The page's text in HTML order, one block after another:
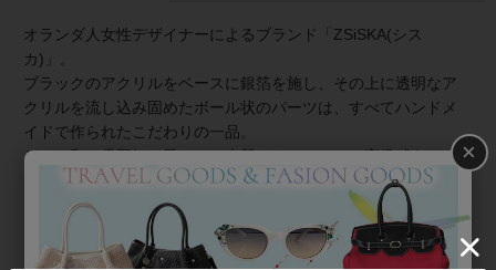
オランダ人女性デザイナーによるブランド「ZSiSKA(シス
カ)」。
ブラックのアクリルをベースに銀箔を施し、その上に透明なア
クリルを流し込み固めたボール状のパーツは、すべてハンドメ
イドで作られたこだわりの一品。
どこか和の雰囲気を思わせる上質なイメージで、高級感あるア
クリルアクセサリーに仕上がりました。
×